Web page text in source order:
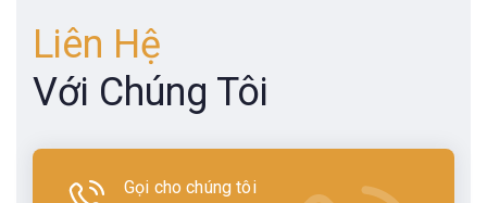
Liên Hệ
Với Chúng Tôi
Gọi cho chúng tôi